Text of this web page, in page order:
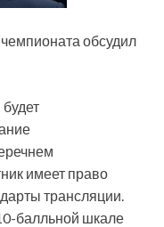
обсудил
имеет право
трансляции.
балльной шкале